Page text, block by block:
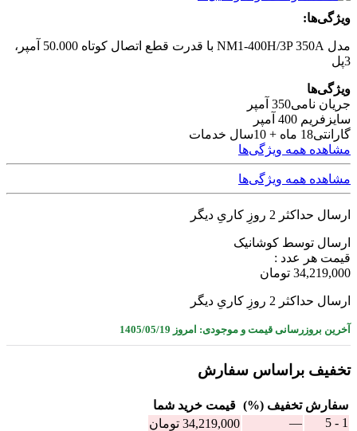
ویژگی‌ها:
مدل NM1-400H/3P 350A با قدرت قطع اتصال کوتاه 50.000 آمپر،
3پل
ویژگی‌ها
جریان نامی350 آمپر
سایز فریم 400 آمپر
گارانتی18 ماه + 10سال خدمات
مشاهده همه ویژگی‌ها
مشاهده همه ویژگی‌ها
ارسال حداکثر 2 روزِ کاریِ دیگر
ارسال توسط کوشانیک
قیمت هر عدد :
34,219,000 تومان
ارسال حداکثر 2 روزِ کاریِ دیگر
آخرین بروزرسانی قیمت و موجودی: امروز 1405/05/19
تخفیف براساس سفارش
سفارش تخفیف (%) قيمت خرید شما
1 - 5
—
34,219,000 تومان